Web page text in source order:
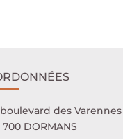
des Varennes
700 DORMANS